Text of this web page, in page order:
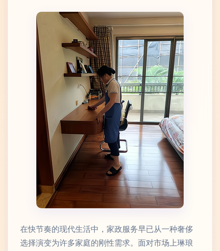
在快节奏的现代生活中，家政服务早已从一种奢侈
选择演变为许多家庭的刚性需求。面对市场上琳琅